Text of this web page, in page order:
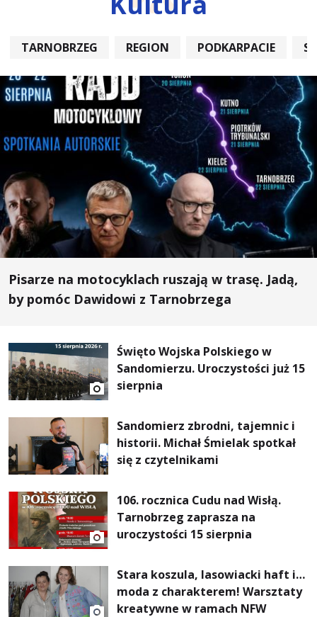
TARNOBRZEG REGION PODKARPACIE
Pisarze na motocyklach ruszają w trasę. Jadą,
by pomóc Dawidowi z Tarnobrzega
Święto Wojska Polskiego w
Sandomierzu. Uroczystości już 15
sierpnia
Sandomierz zbrodni, tajemnic i
historii. Michał Śmielak spotkał
się z czytelnikami
106. rocznica Cudu nad Wisłą.
Tarnobrzeg zaprasza na
uroczystości 15 sierpnia
Stara koszula, lasowiacki haft i…
moda z charakterem! Warsztaty
kreatywne w ramach NFW